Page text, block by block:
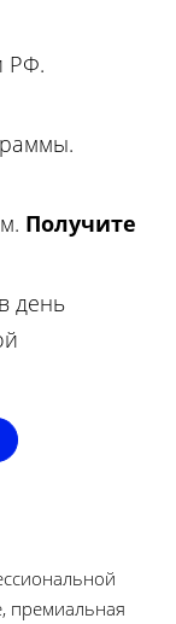
РФ.
Получите
день
премиальная